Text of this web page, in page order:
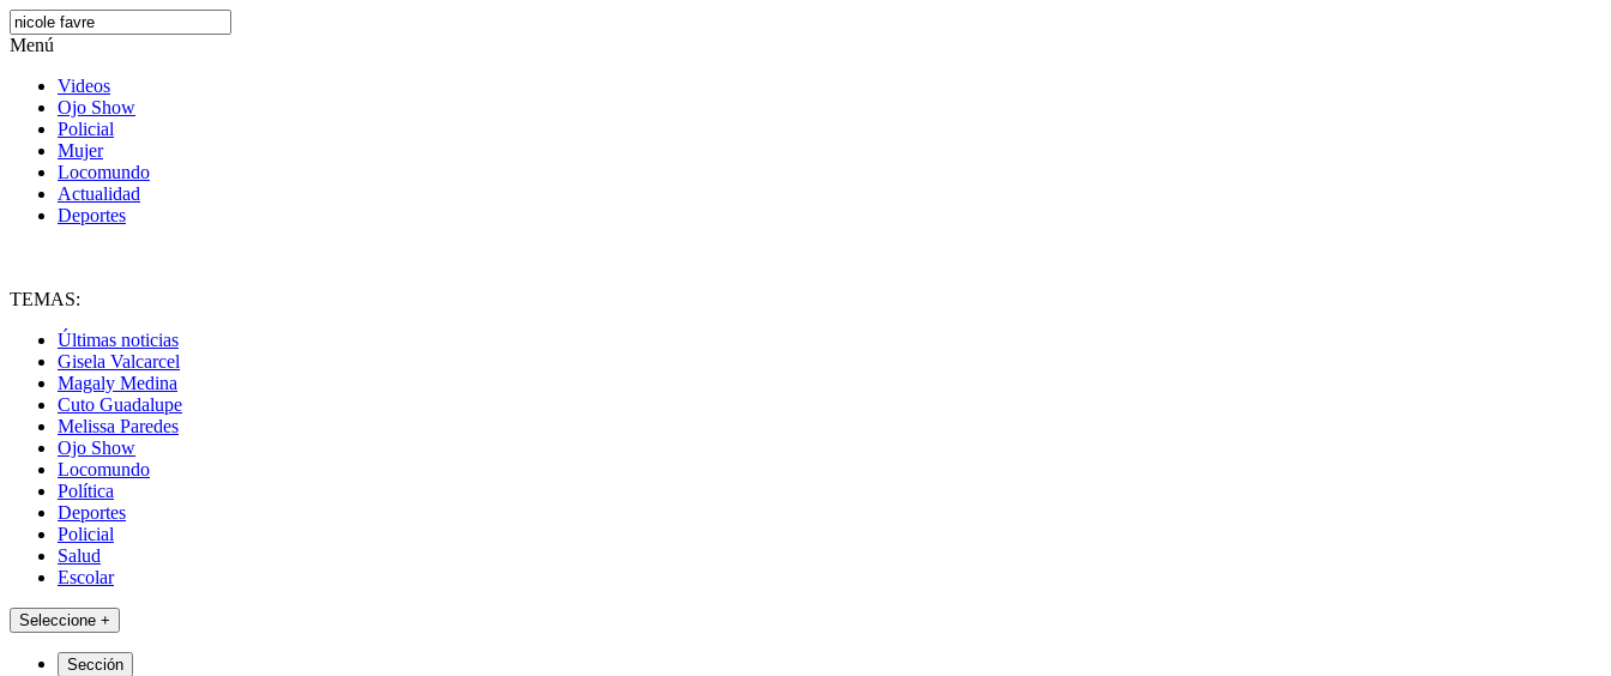
Menú
Videos
Ojo Show
Policial
Mujer
Locomundo
Actualidad
Deportes
TEMAS:
Últimas noticias
Gisela Valcarcel
Magaly Medina
Cuto Guadalupe
Melissa Paredes
Ojo Show
Locomundo
Política
Deportes
Policial
Salud
Escolar
Seleccione +
Sección